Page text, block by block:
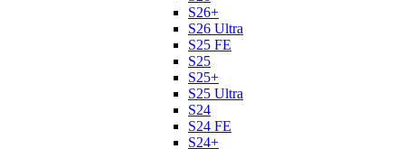
S26+
S26 Ultra
S25 FE
S25
S25+
S25 Ultra
S24
S24 FE
S24+